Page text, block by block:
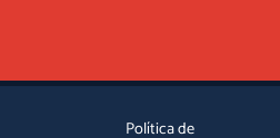
Política de